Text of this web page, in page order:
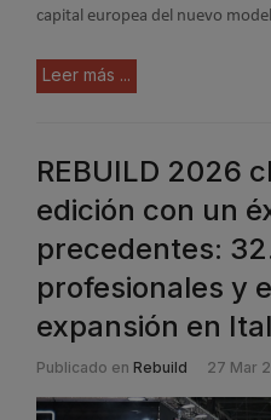
capital europea del nuevo
Leer más ...
REBUILD 2026
edición con un
precedentes:
profesionales y
expansión en
Publicado en Rebuild 27 Mar